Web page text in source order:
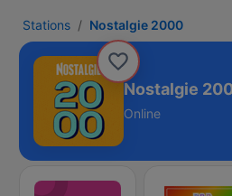
Stations Nostalgie 2000
Nostalgie
Online